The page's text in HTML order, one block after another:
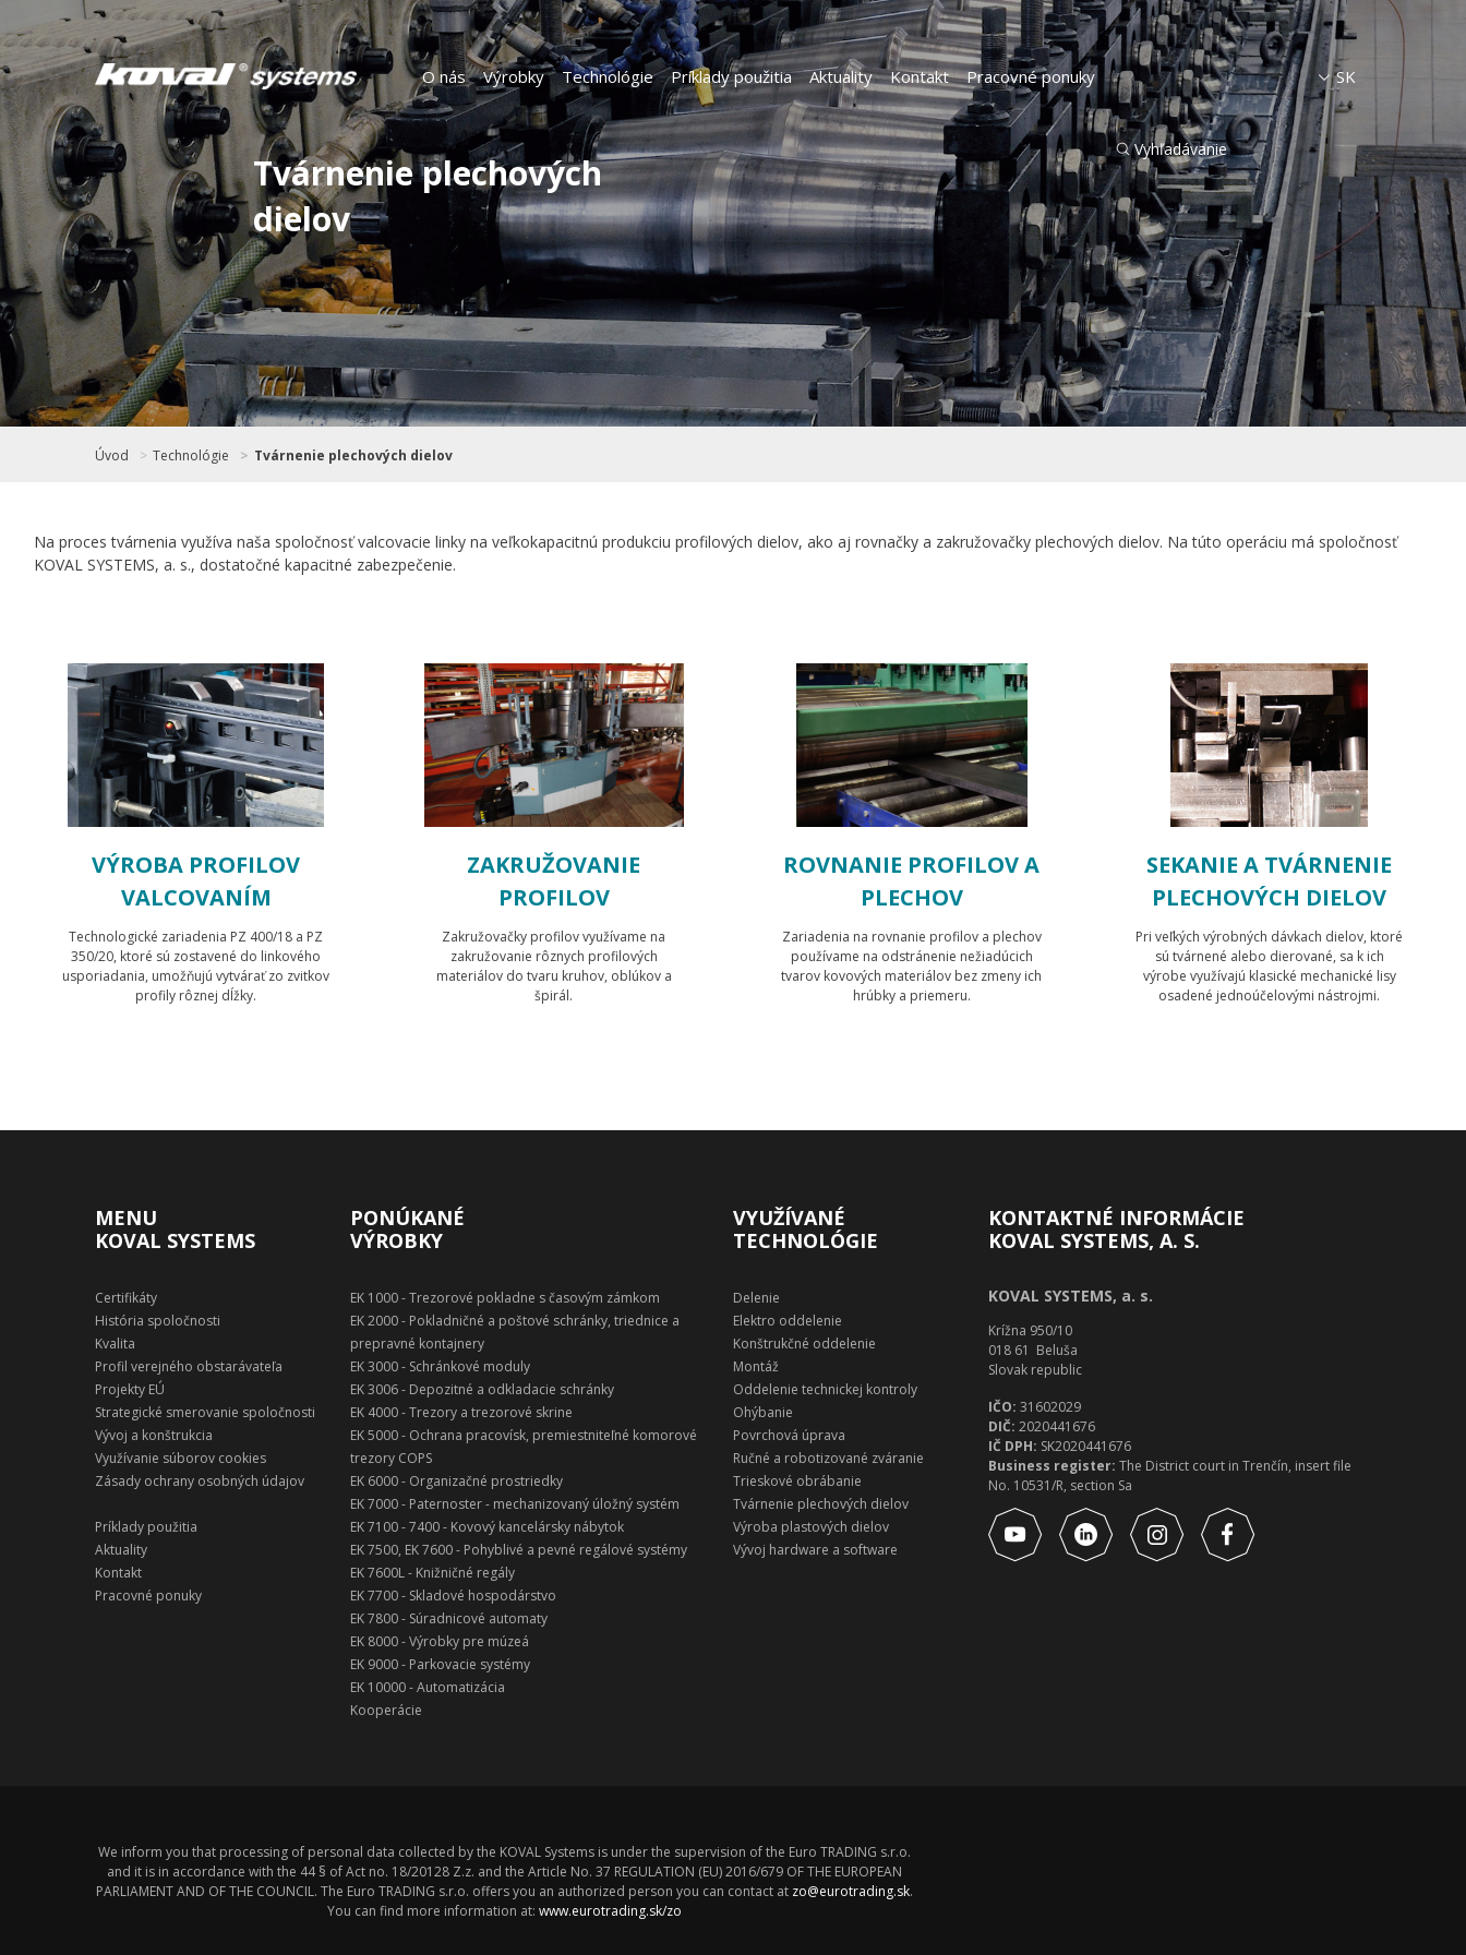
O nás Výrobky Technológie Príklady použitia Aktuality Kontakt Pracovné ponuky SK
Tvárnenie plechových
dielov
Úvod Technológie Tvárnenie plechových dielov
Na proces tvárnenia využíva naša spoločnosť valcovacie linky na veľkokapacitnú produkciu profilových dielov, ako aj rovnačky a zakružovačky plechových dielov. Na túto operáciu má spoločnosť
KOVAL SYSTEMS, a. s., dostatočné kapacitné zabezpečenie.
VÝROBA PROFILOV
VALCOVANÍM
Technologické zariadenia PZ 400/18 a PZ
350/20, ktoré sú zostavené do linkového
usporiadania, umožňujú vytvárať zo zvitkov
profily rôznej dĺžky.
ZAKRUŽOVANIE
PROFILOV
Zakružovačky profilov využívame na
zakružovanie rôznych profilových
materiálov do tvaru kruhov, oblúkov a
špirál.
ROVNANIE PROFILOV A
PLECHOV
Zariadenia na rovnanie profilov a plechov
používame na odstránenie nežiadúcich
tvarov kovových materiálov bez zmeny ich
hrúbky a priemeru.
SEKANIE A TVÁRNENIE
PLECHOVÝCH DIELOV
Pri veľkých výrobných dávkach dielov, ktoré
sú tvárnené alebo dierované, sa k ich
výrobe využívajú klasické mechanické lisy
osadené jednoúčelovými nástrojmi.
MENU
KOVAL SYSTEMS
Certifikáty
História spoločnosti
Kvalita
Profil verejného obstarávateľa
Projekty EÚ
Strategické smerovanie spoločnosti
Vývoj a konštrukcia
Využívanie súborov cookies
Zásady ochrany osobných údajov
Príklady použitia
Aktuality
Kontakt
Pracovné ponuky
PONÚKANÉ
VÝROBKY
EK 1000 - Trezorové pokladne s časovým zámkom
EK 2000 - Pokladničné a poštové schránky, triednice a
prepravné kontajnery
EK 3000 - Schránkové moduly
EK 3006 - Depozitné a odkladacie schránky
EK 4000 - Trezory a trezorové skrine
EK 5000 - Ochrana pracovísk, premiestniteľné komorové
trezory COPS
EK 6000 - Organizačné prostriedky
EK 7000 - Paternoster - mechanizovaný úložný systém
EK 7100 - 7400 - Kovový kancelársky nábytok
EK 7500, EK 7600 - Pohyblivé a pevné regálové systémy
EK 7600L - Knižničné regály
EK 7700 - Skladové hospodárstvo
EK 7800 - Súradnicové automaty
EK 8000 - Výrobky pre múzeá
EK 9000 - Parkovacie systémy
EK 10000 - Automatizácia
Kooperácie
VYUŽÍVANÉ
TECHNOLÓGIE
Delenie
Elektro oddelenie
Konštrukčné oddelenie
Montáž
Oddelenie technickej kontroly
Ohýbanie
Povrchová úprava
Ručné a robotizované zváranie
Trieskové obrábanie
Tvárnenie plechových dielov
Výroba plastových dielov
Vývoj hardware a software
KONTAKTNÉ INFORMÁCIE
KOVAL SYSTEMS, A. S.
KOVAL SYSTEMS, a. s.
Krížna 950/10
018 61 Beluša
Slovak republic
IČO: 31602029
DIČ: 2020441676
IČ DPH: SK2020441676
Business register: The District court in Trenčín, insert file
No. 10531/R, section Sa
We inform you that processing of personal data collected by the KOVAL Systems is under the supervision of the Euro TRADING s.r.o.
and it is in accordance with the 44 § of Act no. 18/20128 Z.z. and the Article No. 37 REGULATION (EU) 2016/679 OF THE EUROPEAN
PARLIAMENT AND OF THE COUNCIL. The Euro TRADING s.r.o. offers you an authorized person you can contact at zo@eurotrading.sk.
You can find more information at: www.eurotrading.sk/zo